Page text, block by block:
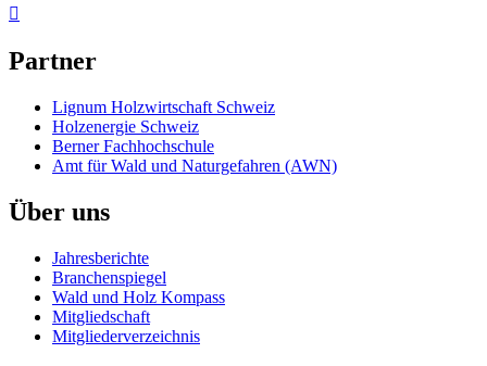

Partner
Lignum Holzwirtschaft Schweiz
Holzenergie Schweiz
Berner Fachhochschule
Amt für Wald und Naturgefahren (AWN)
Über uns
Jahresberichte
Branchenspiegel
Wald und Holz Kompass
Mitgliedschaft
Mitgliederverzeichnis